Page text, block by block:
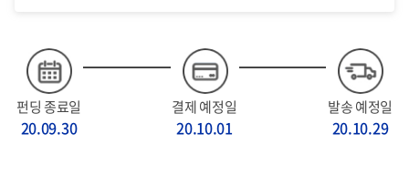
펀딩 종료일
20.09.30
결제 예정일
20.10.01
발송 예정일
20.10.29